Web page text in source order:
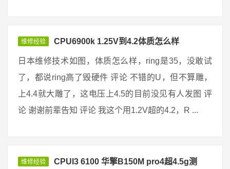
维修经验 CPU6900k 1.25V到4.2体质怎么样
日本维修技术如图，体质怎么样，ring是35，没敢试
了，都说ring高了毁硬件 评论 不错的U，但不算雕，
上4.4就大雕了，这电压上4.5的目前没见有人发图 评
论 谢谢前辈告知 评论 我这个用1.2V超的4.2，R ...
维修经验
CPUI3 6100 华擎B150M pro4超4.5g测